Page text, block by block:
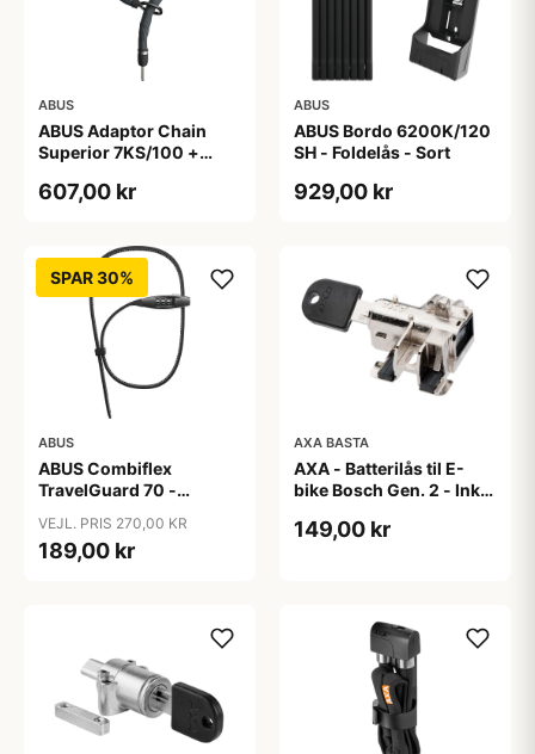
ABUS
ABUS Adaptor Chain
Superior 7KS/100 +
607,00 kr
ABUS
ABUS Bordo 6200K/120
SH - Foldelås - Sort
929,00 kr
SPAR 30%
ABUS
ABUS Combiflex
TravelGuard 70 -
VEJL. PRIS 270,00 KR
189,00 kr
AXA BASTA
AXA - Batterilås til E-
bike Bosch Gen. 2 - Inkl.
149,00 kr